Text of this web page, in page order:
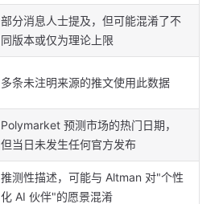
部分消息人士提及，但可能混淆了不
同版本或仅为理论上限
多条未注明来源的推文使用此数据
Polymarket 预测市场的热门日期，
但当日未发生任何官方发布
推测性描述，可能与 Altman 对"个性
化 AI 伙伴"的愿景混淆